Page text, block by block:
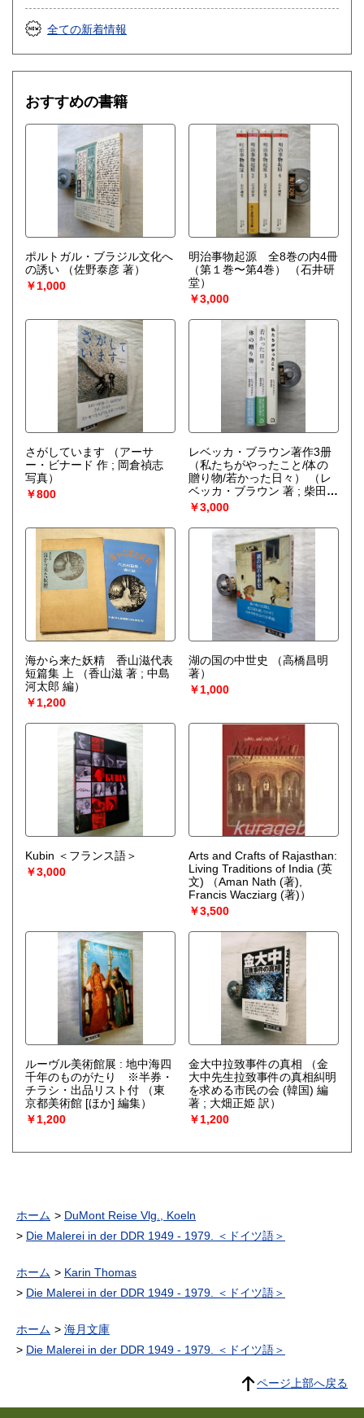
全ての新着情報
おすすめの書籍
ポルトガル・ブラジル文化へ
の誘い
（佐野泰彦 著）
￥1,000
明治事物起源 全8巻の内4冊
（第１巻〜第4巻）
（石井研
堂）
￥3,000
さがしています
（アーサ
ー・ビナード 作 ; 岡倉禎志
写真）
￥800
レベッカ・ブラウン著作3册
（私たちがやったこと/体の
贈り物/若かった日々）
（レ
ベッカ・ブラウン 著 ; 柴田元
幸 訳）
￥3,000
海から来た妖精 香山滋代表
短篇集 上
（香山滋 著 ; 中島
河太郎 編）
￥1,200
湖の国の中世史
（高橋昌明
著）
￥1,000
Kubin ＜フランス語＞
￥3,000
Arts and Crafts of Rajasthan:
Living Traditions of India (英
文)
（Aman Nath (著),
Francis Wacziarg (著)）
￥3,500
ルーヴル美術館展 : 地中海四
千年のものがたり ※半券・
チラシ・出品リスト付
（東
京都美術館 [ほか] 編集）
￥1,200
金大中拉致事件の真相
（金
大中先生拉致事件の真相糾明
を求める市民の会 (韓国) 編
著 ; 大畑正姫 訳）
￥1,200
ホーム
DuMont Reise Vlg., Koeln
Die Malerei in der DDR 1949 - 1979. ＜ドイツ語＞
ホーム
Karin Thomas
Die Malerei in der DDR 1949 - 1979. ＜ドイツ語＞
ホーム
海月文庫
Die Malerei in der DDR 1949 - 1979. ＜ドイツ語＞
ページ上部へ戻る